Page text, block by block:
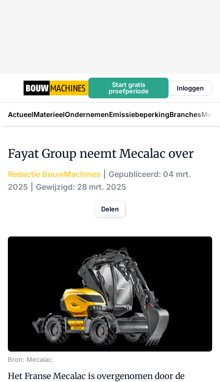
Start gratis
proefperiode
Inloggen
ActueelMaterieelOndernemenEmissiebeperkingBranches
Fayat Group neemt Mecalac over
Redactie BouwMachines
Gepubliceerd: 04 mrt.
2025
Gewijzigd: 28 mrt. 2025
Delen
Bron: Mecalac.
Het Franse Mecalac is overgenomen door de